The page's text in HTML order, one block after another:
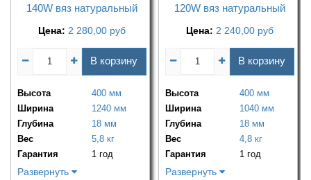
140W вяз натуральный
Цена: 2 280,00 руб
В корзину
Высота
400 мм
Ширина
1240 мм
Глубина
18 мм
Вес
5,8 кг
Гарантия
1 год
Развернуть
120W вяз натуральный
Цена: 2 240,00 руб
В корзину
Высота
400 мм
Ширина
1040 мм
Глубина
18 мм
Вес
4,8 кг
Гарантия
1 год
Развернуть